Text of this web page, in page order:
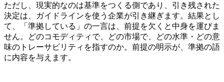
ただし、現実的なのは基準をつくる側であり、引き残された
決定は、ガイドラインを使う企業が引き継ぎます。結果とし
て、「準拠している」の一言は、前提を欠くと中身を運びま
せん。どのコモディティで、どの市場で、どの水準・どの意
味のトレーサビリティを指すのか。前提の明示が、準拠の語
に内容を与えます。